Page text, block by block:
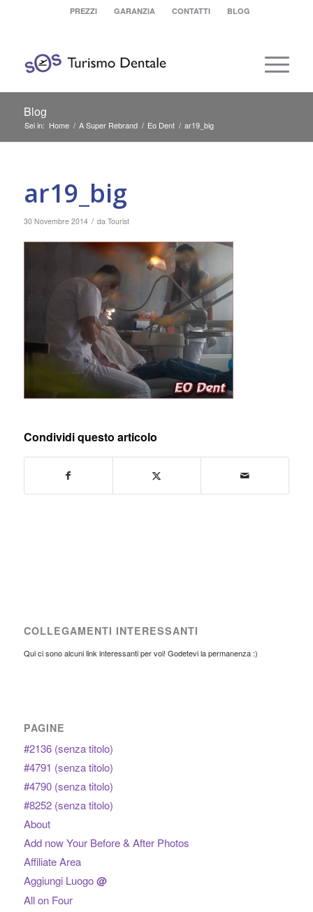
PREZZI GARANZIA CONTATTI BLOG
Blog
Sei in: Home / A Super Rebrand / Eo Dent / ar19_big
ar19_big
30 Novembre 2014 / da Tourist
Condividi questo articolo
COLLEGAMENTI INTERESSANTI
Qui ci sono alcuni link interessanti per voi! Godetevi la permanenza :)
PAGINE
#2136 (senza titolo)
#4791 (senza titolo)
#4790 (senza titolo)
#8252 (senza titolo)
About
Add now Your Before & After Photos
Affiliate Area
Aggiungi Luogo@
All on Four